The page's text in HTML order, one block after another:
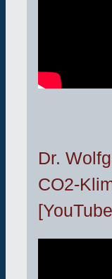
Dr.
CO2-